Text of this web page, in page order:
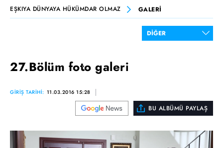
EŞKIYA DÜNYAYA HÜKÜMDAR OLMAZ GALERİ
27.Bölüm foto galeri
GİRİŞ TARİHİ: 11.03.2016 15:28
BU ALBÜMÜ PAYLAŞ